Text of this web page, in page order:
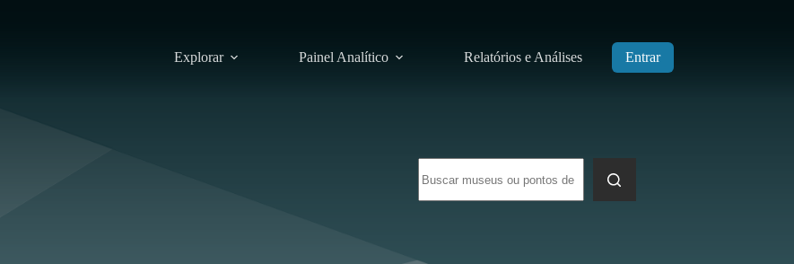
Explorar Painel Analítico Relatórios e Análises Entrar
resultados